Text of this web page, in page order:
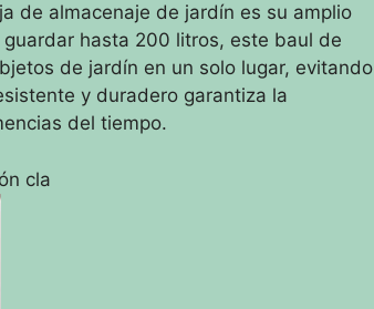
de almacenaje de jardín es su amplio
hasta 200 litros, este baul de
de jardín en un solo lugar, evitando
y duradero garantiza la
del tiempo.
cla